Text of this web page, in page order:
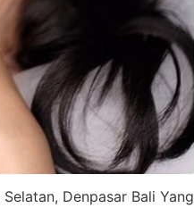
Denpasar Bali Yang